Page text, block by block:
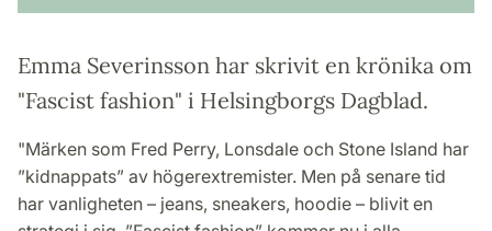
Emma Severinsson har skrivit en krönika om
"Fascist fashion" i Helsingborgs Dagblad.
"Märken som Fred Perry, Lonsdale och Stone Island har
”kidnappats” av högerextremister. Men på senare tid
har vanligheten – jeans, sneakers, hoodie – blivit en